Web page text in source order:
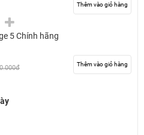
Thêm vào giỏ hàng
5 Chính hãng
Thêm vào giỏ hàng